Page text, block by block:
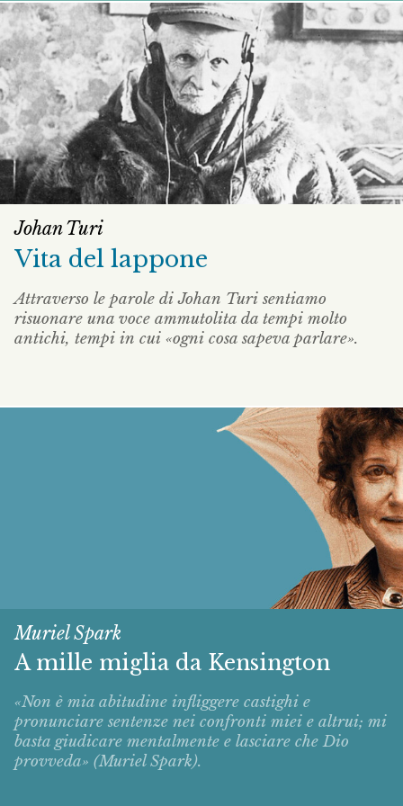
Johan Turi
Vita del lappone
Attraverso le parole di Johan Turi sentiamo
risuonare una voce ammutolita da tempi molto
antichi, tempi in cui «ogni cosa sapeva parlare».
Muriel Spark
A mille miglia da Kensington
«Non è mia abitudine infliggere castighi e
pronunciare sentenze nei confronti miei e altrui; mi
basta giudicare mentalmente e lasciare che Dio
provveda» (Muriel Spark).